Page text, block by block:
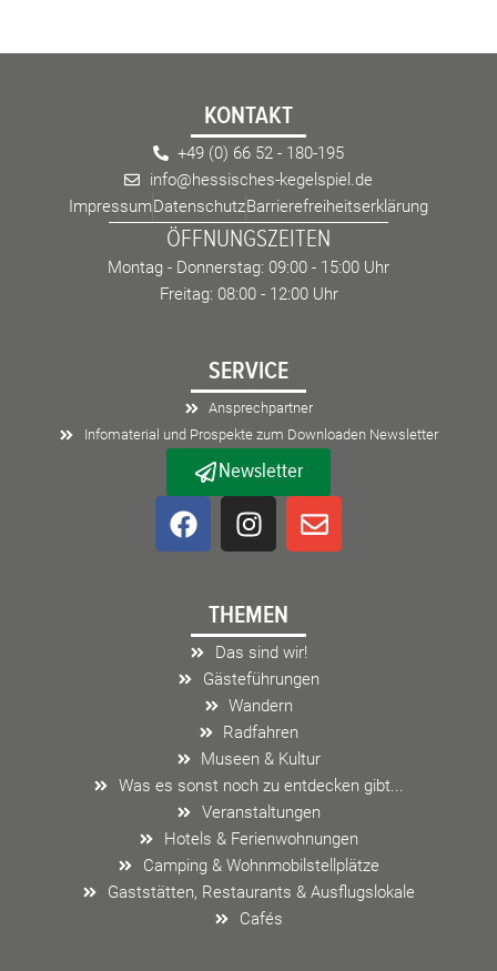
KONTAKT
+49 (0) 66 52 - 180-195
info@hessisches-kegelspiel.de
ImpressumDatenschutzBarrierefreiheitserklärung
ÖFFNUNGSZEITEN
Montag - Donnerstag: 09:00 - 15:00 Uhr
Freitag: 08:00 - 12:00 Uhr
SERVICE
Ansprechpartner
Infomaterial und Prospekte zum Downloaden Newsletter
Newsletter
F
a
o
o
I
n
a
g
r
a
m
E
n
p
THEMEN
Das sind wir!
Gästeführungen
Wandern
Radfahren
Museen & Kultur
Was es sonst noch zu entdecken gibt...
Veranstaltungen
Hotels & Ferienwohnungen
Camping & Wohnmobilstellplätze
Gaststätten, Restaurants & Ausflugslokale
Cafés